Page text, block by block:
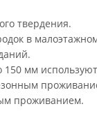
твердения.
в
мм
проживанием.